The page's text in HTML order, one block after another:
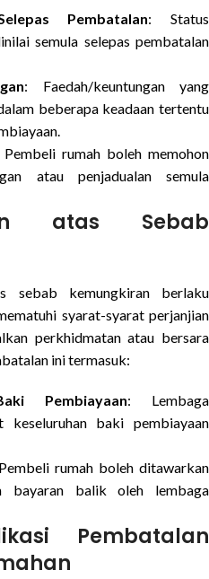
Pembatalan: Status
semula selepas pembatalan
: Faedah/keuntungan yang
beberapa keadaan tertentu
Pembeli rumah boleh memohon
atau penjadualan semula
atas Sebab
sebab kemungkiran berlaku
syarat-syarat perjanjian
perkhidmatan atau bersara
ini termasuk:
Pembiayaan: Lembaga
keseluruhan baki pembiayaan
rumah boleh ditawarkan
bayaran balik oleh lembaga
Pembatalan